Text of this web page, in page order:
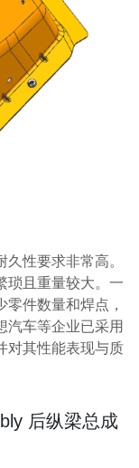
性要求非常高。
琐且重量较大。一
件数量和焊点，
汽车等企业已采用
对其性能表现与质
后纵梁总成